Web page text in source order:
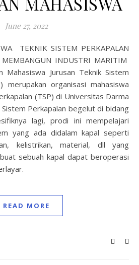
June 27, 2022
INDUSTRI MARITIM
Mahasiswa Jurusan Teknik Sistem
merupakan organisasi mahasiswa
(TSP) di Universitas Darma
Perkapalan begelut di bidang
lagi, prodi ini mempelajari
yang ada didalam kapal seperti
kelistrikan, material, dll yang
sebuah kapal dapat beroperasi
READ MORE